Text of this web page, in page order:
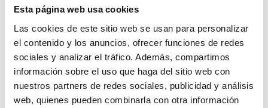
Esta página web usa cookies
Las cookies de este sitio web se usan para personalizar
el contenido y los anuncios, ofrecer funciones de redes
sociales y analizar el tráfico. Además, compartimos
información sobre el uso que haga del sitio web con
nuestros partners de redes sociales, publicidad y análisis
web, quienes pueden combinarla con otra información
Ver ficha
100% Online Segunda mano